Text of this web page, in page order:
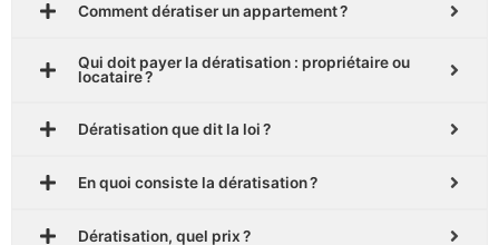
Comment dératiser un appartement ?
Qui doit payer la dératisation : propriétaire ou
locataire ?
Dératisation que dit la loi ?
En quoi consiste la dératisation ?
Dératisation, quel prix ?